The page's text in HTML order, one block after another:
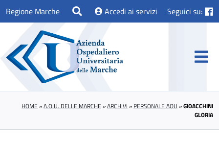
Regione Marche Accedi ai servizi Seguici su:
HOME »A.O.U. DELLE MARCHE »ARCHIVI » PERSONALE AOU »GIOACCHINI
GLORIA